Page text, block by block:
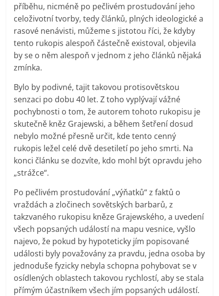
příběhu, nicméně po pečlivém prostudování jeho
celoživotní tvorby, tedy článků, plných ideologické a
rasové nenávisti, můžeme s jistotou říci, že kdyby
tento rukopis alespoň částečně existoval, objevila
by se o něm alespoň v jednom z jeho článků nějaká
zmínka.
Bylo by podivné, tajit takovou protisovětskou
senzaci po dobu 40 let. Z toho vyplývají vážné
pochybnosti o tom, že autorem tohoto rukopisu je
skutečně kněz Grajewski, a během šetření dosud
nebylo možné přesně určit, kde tento cenný
rukopis ležel celé dvě desetiletí po jeho smrti. Na
konci článku se dozvíte, kdo mohl být opravdu jeho
„strážce“.
Po pečlivém prostudování „výňatků“ z faktů o
vraždách a zločinech sovětských barbarů, z
takzvaného rukopisu kněze Grajewského, a uvedení
všech popsaných událostí na mapu vesnice, vyšlo
najevo, že pokud by hypoteticky jím popisované
události byly považovány za pravdu, jedna osoba by
jednoduše fyzicky nebyla schopna pohybovat se v
osídlených oblastech takovou rychlostí, aby se stala
přímým účastníkem všech jím popsaných událostí.